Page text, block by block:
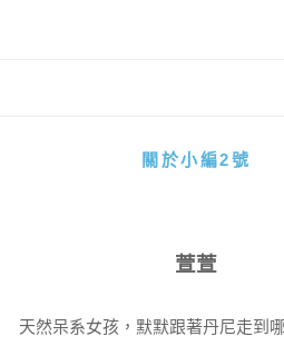
關於小編2號
萱萱
天然呆系女孩，默默跟著丹尼走到